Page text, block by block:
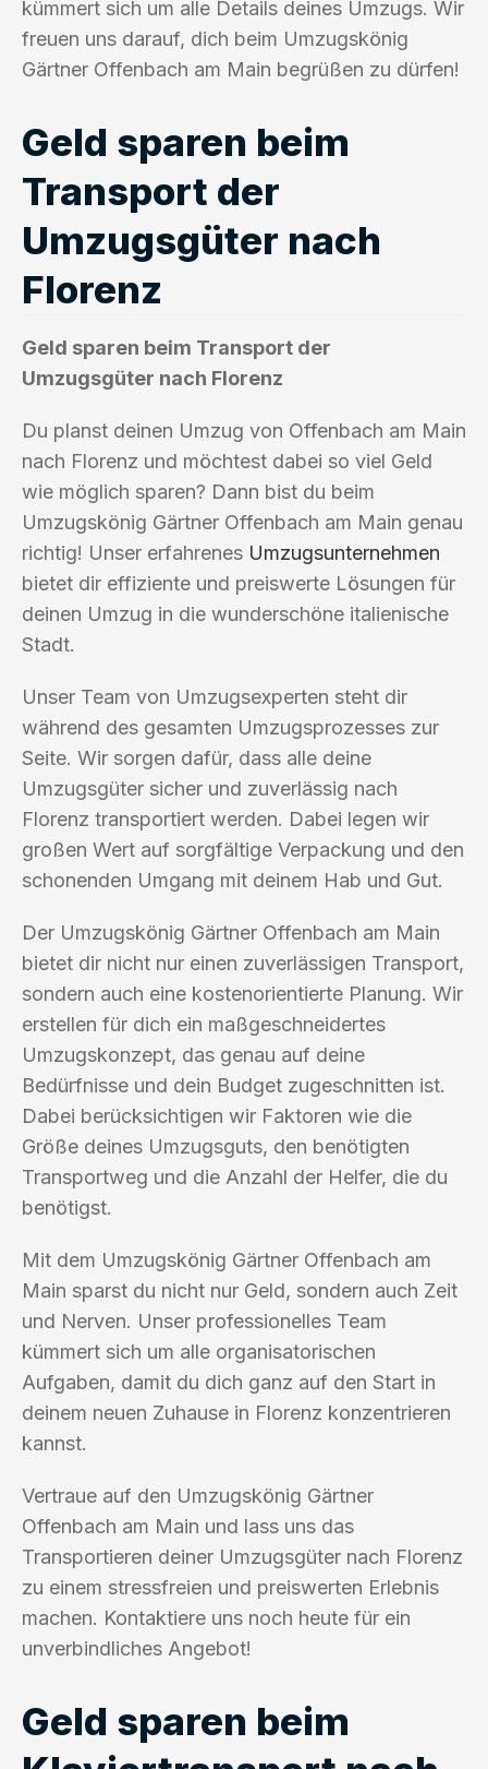
kümmert sich um alle Details deines Umzugs. Wir
freuen uns darauf, dich beim Umzugskönig
Gärtner Offenbach am Main begrüßen zu dürfen!
Geld sparen beim
Transport der
Umzugsgüter nach
Florenz
Geld sparen beim Transport der
Umzugsgüter nach Florenz
Du planst deinen Umzug von Offenbach am Main
nach Florenz und möchtest dabei so viel Geld
wie möglich sparen? Dann bist du beim
Umzugskönig Gärtner Offenbach am Main genau
richtig! Unser erfahrenes Umzugsunternehmen
bietet dir effiziente und preiswerte Lösungen für
deinen Umzug in die wunderschöne italienische
Stadt.
Unser Team von Umzugsexperten steht dir
während des gesamten Umzugsprozesses zur
Seite. Wir sorgen dafür, dass alle deine
Umzugsgüter sicher und zuverlässig nach
Florenz transportiert werden. Dabei legen wir
großen Wert auf sorgfältige Verpackung und den
schonenden Umgang mit deinem Hab und Gut.
Der Umzugskönig Gärtner Offenbach am Main
bietet dir nicht nur einen zuverlässigen Transport,
sondern auch eine kostenorientierte Planung. Wir
erstellen für dich ein maßgeschneidertes
Umzugskonzept, das genau auf deine
Bedürfnisse und dein Budget zugeschnitten ist.
Dabei berücksichtigen wir Faktoren wie die
Größe deines Umzugsguts, den benötigten
Transportweg und die Anzahl der Helfer, die du
benötigst.
Mit dem Umzugskönig Gärtner Offenbach am
Main sparst du nicht nur Geld, sondern auch Zeit
und Nerven. Unser professionelles Team
kümmert sich um alle organisatorischen
Aufgaben, damit du dich ganz auf den Start in
deinem neuen Zuhause in Florenz konzentrieren
kannst.
Vertraue auf den Umzugskönig Gärtner
Offenbach am Main und lass uns das
Transportieren deiner Umzugsgüter nach Florenz
zu einem stressfreien und preiswerten Erlebnis
machen. Kontaktiere uns noch heute für ein
unverbindliches Angebot!
Geld sparen beim